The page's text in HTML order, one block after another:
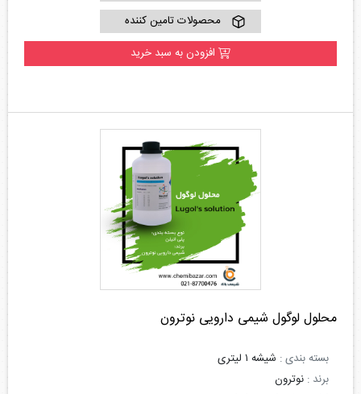
محصولات تامین کننده
افزودن به سبد خرید
محلول لوگول شیمی دارویی نوترون
بسته بندی : شیشه ۱ لیتری
برند : نوترون